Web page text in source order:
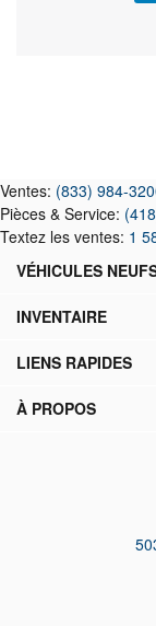
Ventes: (833) 984-
Pièces & Service:
Textez les ventes: 1
VÉHICULES
INVENTAIRE
LIENS RAPIDES
À PROPOS